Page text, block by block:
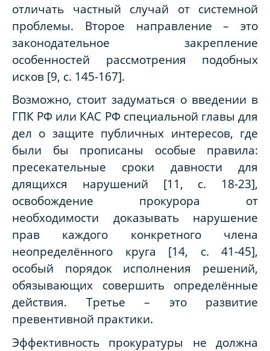
отличать частный случай от системной
проблемы. Второе направление – это
законодательное закрепление
особенностей рассмотрения подобных
исков [9, с. 145-167].
Возможно, стоит задуматься о введении в
ГПК РФ или КАС РФ специальной главы для
дел о защите публичных интересов, где
были бы прописаны особые правила:
пресекательные сроки давности для
длящихся нарушений [11, с. 18-23],
освобождение прокурора от
необходимости доказывать нарушение
прав каждого конкретного члена
неопределённого круга [14, с. 41-45],
особый порядок исполнения решений,
обязывающих совершить определённые
действия. Третье – это развитие
превентивной практики.
Эффективность прокуратуры не должна